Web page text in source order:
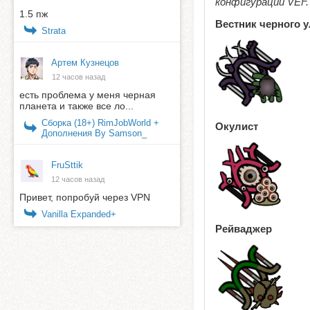
Вестник черного
Окулист
Рейваджер
1.5 пж
Strata
Артем Кузнецов
12 часов назад
есть проблема у меня черная
планета и также все ло...
Сборка (18+) RimJobWorld +
Дополнения By Samson_
FruSttik
12 часов назад
Привет, попробуй через VPN
Vanilla Expanded+